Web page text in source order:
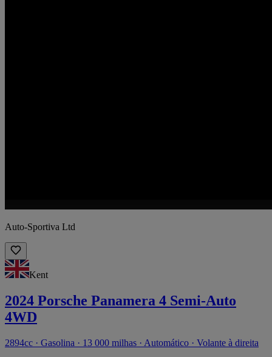
Auto-Sportiva Ltd
Kent
2024 Porsche Panamera 4 Semi-Auto
4WD
2894cc · Gasolina · 13 000 milhas · Automático · Volante à direita